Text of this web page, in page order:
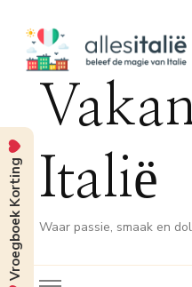
Italië
Waar passie, smaak en
Vroegboek Korting